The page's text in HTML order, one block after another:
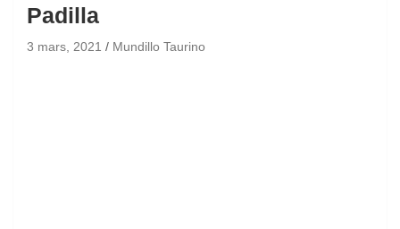
Padilla
3 mars, 2021 Mundillo Taurino